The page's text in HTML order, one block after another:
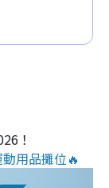
！
用品攤位🔥